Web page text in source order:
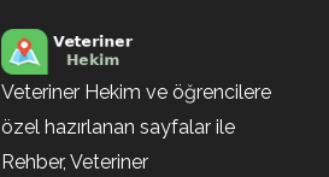
Veteriner Hekim ve öğrencilere
özel hazırlanan sayfalar ile
Rehber, Veteriner